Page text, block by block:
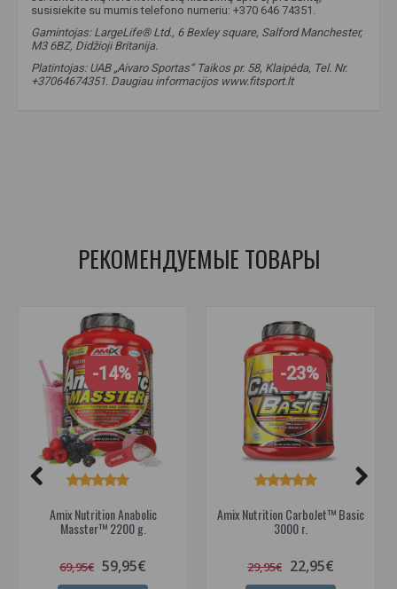
susisiekite su mumis telefono numeriu: +370 646 74351.
Gamintojas: LargeLife® Ltd., 6 Bexley square, Salford Manchester,
M3 6BZ, Didžioji Britanija.
Platintojas: UAB „Aivaro Sportas“ Taikos pr. 58, Klaipėda, Tel. Nr.
+37064674351. Daugiau informacijos www.fitsport.lt
РЕКОМЕНДУЕМЫЕ ТОВАРЫ
-14%
Amix Nutrition Anabolic
Masster™ 2200 g.
69,95€ 59,95€
-23%
Amix Nutrition CarboJet™ Basic
3000 г.
29,95€ 22,95€